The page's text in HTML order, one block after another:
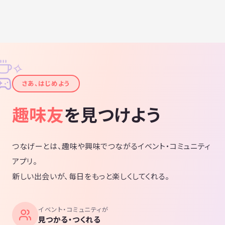
✦
✧
さあ、はじめよう
趣味友を見つけよう
つなげーとは、趣味や興味でつながるイベント・コミュニティ
アプリ。
新しい出会いが、毎日をもっと楽しくしてくれる。
イベント・コミュニティが
見つかる・つくれる